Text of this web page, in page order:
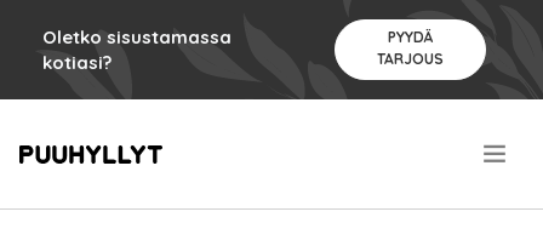
Oletko sisustamassa
kotiasi?
PYYDÄ
TARJOUS